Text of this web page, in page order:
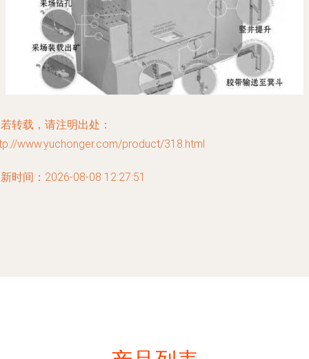
转载，请注明出处：
www.yuchonger.com/product/318.html
时间：2026-08-08 12:27:51